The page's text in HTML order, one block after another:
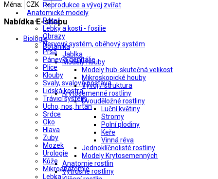
Reprodukce a vývoj zvířat
Anatomické modely
Páteř
Lebky a kosti - fosilie
Obrazy
Nervový systém, oběhový systém
Prsa
Pánev a genitálie
Plíce
Klouby
Svaly, svalová postava
Lidská kostra
Trávicí systém
Ucho, nos, hrtan
Srdce
Oko
Hlava
Zuby
Mozek
Urologie
Kůže
Mikroanatomie
Lebka
Měna:
Nabídka E-shopu
Biologie
Botanika
Jablka
Modely houby
Modely hub-skutečná velikost
Mikroskopické houby
Vývoj / struktura
Krytosemenné rostliny
Dvouděložné rostliny
Luční květiny
Stromy
Polní plodiny
Keře
Vinná réva
Jednoklíčnolisté rostliny
Modely Krytosemenných
Anatomie rostlin
Výtrusné rostliny